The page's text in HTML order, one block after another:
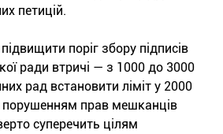
петицій.
поріг збору підписів
ради втричі — з 1000 до 3000
рад встановити ліміт у 2000
прав мешканців
суперечить цілям